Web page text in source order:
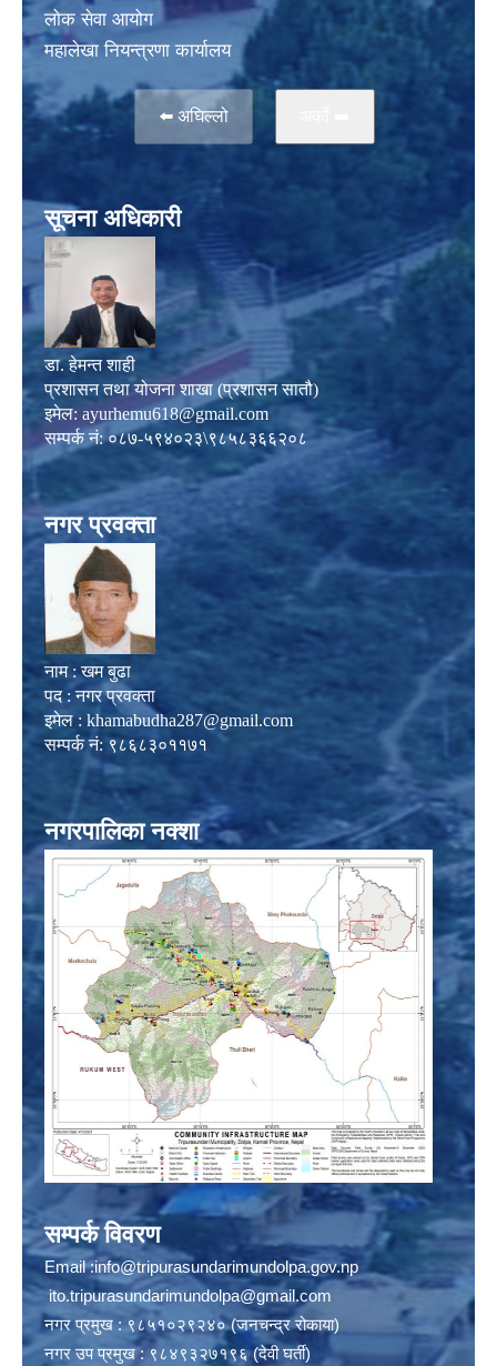
लाेक सेवा आयोग
महालेखा नियन्त्रणा कार्यालय
⬅️ अघिल्लो
सूचना अधिकारी
डा. हेमन्त शाही
प्रशासन तथा योजना शाखा (प्रशासन सातौ)
इमेल: ayurhemu618@gmail.com
सम्पर्क नं: ०८७-५९४०२३\९८५८३६६२०८
नगर प्रवक्ता
नाम : खम बुढा
पद : नगर प्रवक्ता
इमेल : khamabudha287@gmail.com
सम्पर्क नं: ९८६८३०११७१
नगरपालिका नक्शा
सम्पर्क विवरण
Email :info@tripurasundarimundolpa.gov.np
ito.tripurasundarimundolpa@gmail.com
नगर प्रमुख : ९८५१०२९२४० (जनचन्द्र रोकाया)
नगर उप प्रमुख : ९८४९३२७१९६ (देवी घर्ती)